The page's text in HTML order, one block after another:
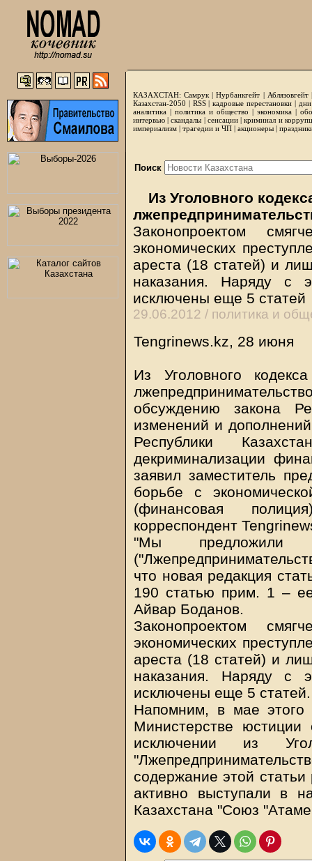
КАЗАХСТАН: Самрук |Нурбанкгейт | Аблязовгейт
Казахстан-2050 | RSS|кадровые перестановки|
аналитика | политика и общество | экономика |
интервью |скандалы | сенсации|криминал и
империализм | трагедии и ЧП | акционеры |
Поиск
Из Уголовного
Законопроектом
экономических
ареста (18 статей) и
наказания. Наряду с
исключены еще 5 статей
29.06.2012 / политика и
Tengrinews.kz, 28 июня
Из Уголовного
обсуждению закона
изменений и
Республики
декриминализации
заявил заместитель
борьбе с
(финансовая
корреспондент
"Мы предложили
что новая редакция
190 статью прим. 1 –
Айвар Боданов.
Законопроектом
экономических
ареста (18 статей) и
наказания. Наряду с
исключены еще 5 статей.
Напомним, в мае этого
Министерстве юстиции
исключении из
содержание этой
активно выступали в
Казахстана "Союз